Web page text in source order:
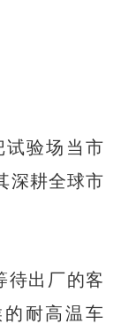
验场当市
深耕全球市
出厂的客
耐高温车